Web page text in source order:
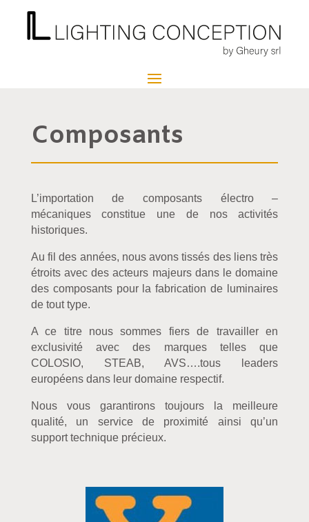
Composants
L’importation de composants électro –
mécaniques constitue une de nos activités
historiques.
Au fil des années, nous avons tissés des liens très
étroits avec des acteurs majeurs dans le domaine
des composants pour la fabrication de luminaires
de tout type.
A ce titre nous sommes fiers de travailler en
exclusivité avec des marques telles que
COLOSIO, STEAB, AVS….tous leaders
européens dans leur domaine respectif.
Nous vous garantirons toujours la meilleure
qualité, un service de proximité ainsi qu’un
support technique précieux.